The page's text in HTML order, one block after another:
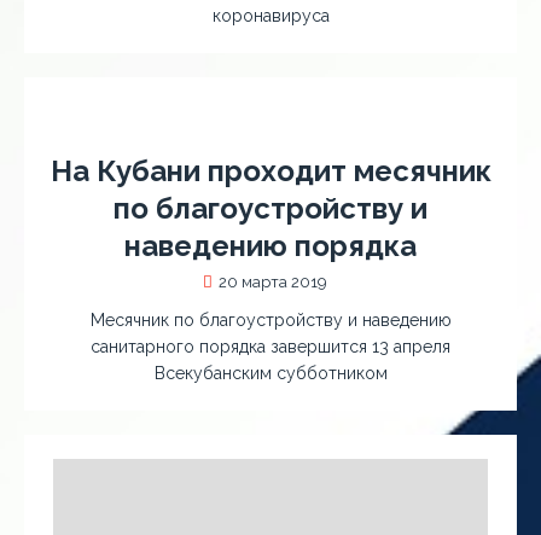
коронавируса
На Кубани проходит месячник
по благоустройству и
наведению порядка
20 марта 2019
Месячник по благоустройству и наведению
санитарного порядка завершится 13 апреля
Всекубанским субботником